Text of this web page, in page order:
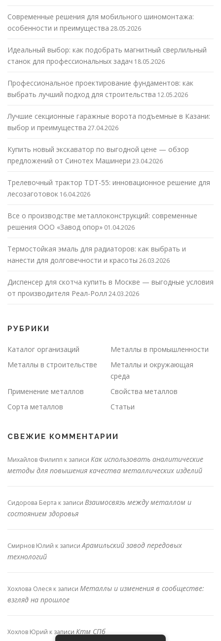
Современные решения для мобильного шиномонтажа:
особенности и преимущества 28.05.2026
Идеальный выбор: как подобрать магнитный сверлильный
станок для профессиональных задач 18.05.2026
Профессиональное проектирование фундаментов: как
выбрать лучший подход для строительства 12.05.2026
Лучшие секционные гаражные ворота подъемные в Казани:
выбор и преимущества 27.04.2026
Купить новый экскаватор по выгодной цене — обзор
предложений от Синотех Машинери 23.04.2026
Трелевочный трактор TDT-55: инновационное решение для
лесозаготовок 16.04.2026
Все о производстве металлоконструкций: современные
решения ООО «Завод опор» 01.04.2026
Термостойкая эмаль для радиаторов: как выбрать и
нанести для долговечности и красоты 26.03.2026
Диспенсер для скотча купить в Москве — выгодные условия
от производителя Реал-Ролл 24.03.2026
РУБРИКИ
Каталог организаций
Металлы в промышленности
Металлы в строительстве
Металлы и окружающая
среда
Применение металлов
Свойства металлов
Сорта металлов
Статьи
СВЕЖИЕ КОММЕНТАРИИ
Михайлов Филипп к записи Как использовать аналитические
методы для повышения качества металлических изделий
Сидорова Берта к записи Взаимосвязь между металлом и
состоянием здоровья
Смирнов Юлий к записиАрамильский завод передовых
технологий
Хохлова Олеся к записи Металлы и изменения в сообществе:
взгляд на прошлое
Хохлов Юрий к записи Ктм СПб